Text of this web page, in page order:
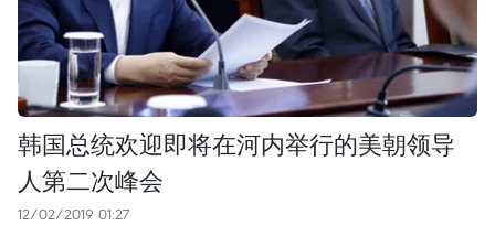
韩国总统欢迎即将在河内举行的美朝领导
人第二次峰会
12/02/2019 01:27